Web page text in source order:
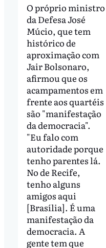
O próprio ministro
da Defesa José
Múcio, que tem
histórico de
aproximação com
Jair Bolsonaro,
afirmou que os
acampamentos em
frente aos quartéis
são "manifestação
da democracia".
"Eu falo com
autoridade porque
tenho parentes lá.
No de Recife,
tenho alguns
amigos aqui
[Brasília]. É uma
manifestação da
democracia. A
gente tem que